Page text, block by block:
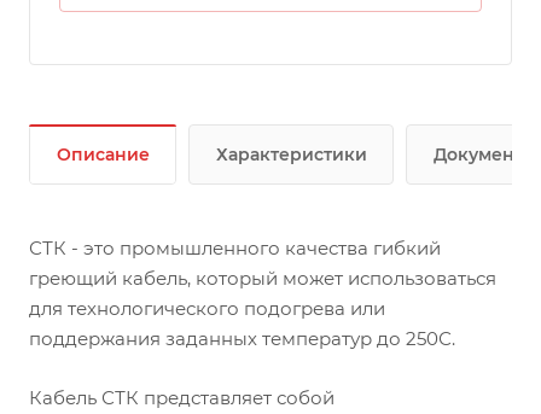
Описание Характеристики Документы
СТК - это промышленного качества гибкий
греющий кабель, который может использоваться
для технологического подогрева или
поддержания заданных температур до 250С.
Кабель СТК представляет собой